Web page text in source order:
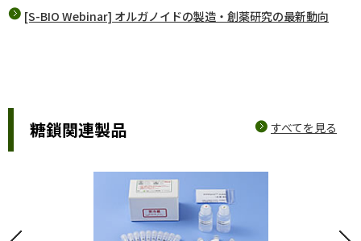
[S-BIO Webinar] オルガノイドの製造・創薬研究の最新動向
糖鎖関連製品 すべてを見る